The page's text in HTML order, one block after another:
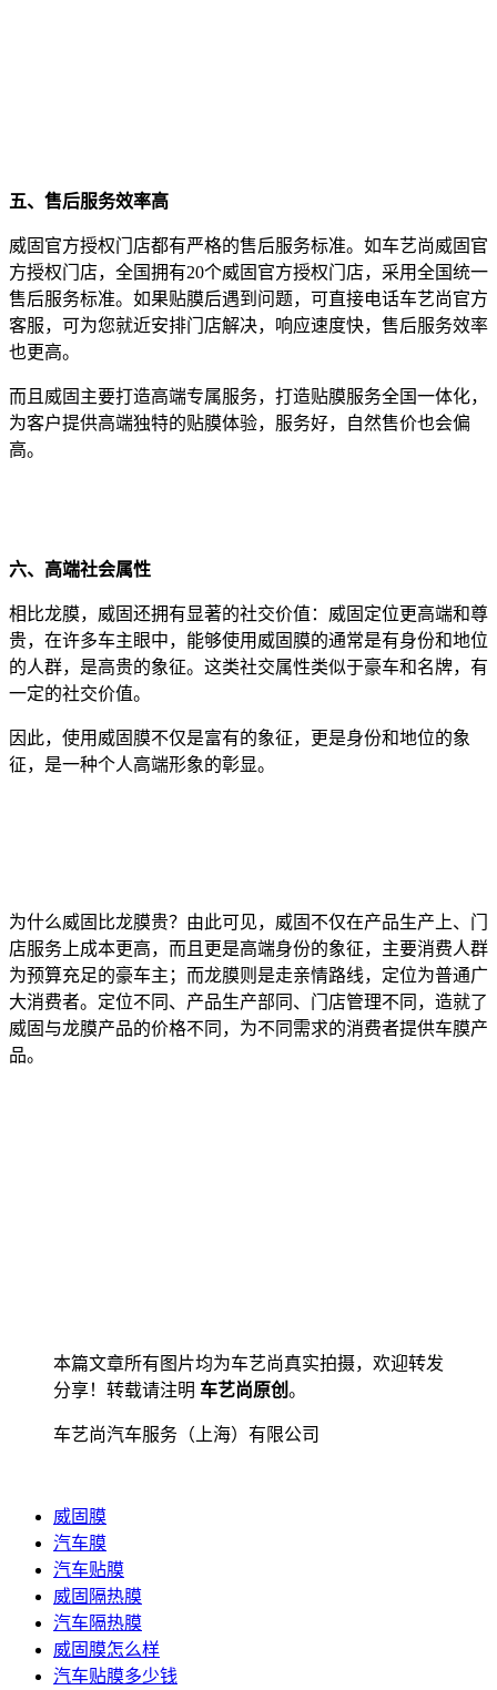
五、售后服务效率高
威固官方授权门店都有严格的售后服务标准。如车艺尚威固官
方授权门店，全国拥有20个威固官方授权门店，采用全国统一
售后服务标准。如果贴膜后遇到问题，可直接电话车艺尚官方
客服，可为您就近安排门店解决，响应速度快，售后服务效率
也更高。
而且威固主要打造高端专属服务，打造贴膜服务全国一体化，
为客户提供高端独特的贴膜体验，服务好，自然售价也会偏
高。
六、高端社会属性
相比龙膜，威固还拥有显著的社交价值：威固定位更高端和尊
贵，在许多车主眼中，能够使用威固膜的通常是有身份和地位
的人群，是高贵的象征。这类社交属性类似于豪车和名牌，有
一定的社交价值。
因此，使用威固膜不仅是富有的象征，更是身份和地位的象
征，是一种个人高端形象的彰显。
为什么威固比龙膜贵？由此可见，威固不仅在产品生产上、门
店服务上成本更高，而且更是高端身份的象征，主要消费人群
为预算充足的豪车主；而龙膜则是走亲情路线，定位为普通广
大消费者。定位不同、产品生产部同、门店管理不同，造就了
威固与龙膜产品的价格不同，为不同需求的消费者提供车膜产
品。
本篇文章所有图片均为车艺尚真实拍摄，欢迎转发
分享！转载请注明 车艺尚原创 。
车艺尚汽车服务（上海）有限公司
威固膜
汽车膜
汽车贴膜
威固隔热膜
汽车隔热膜
威固膜怎么样
汽车贴膜多少钱